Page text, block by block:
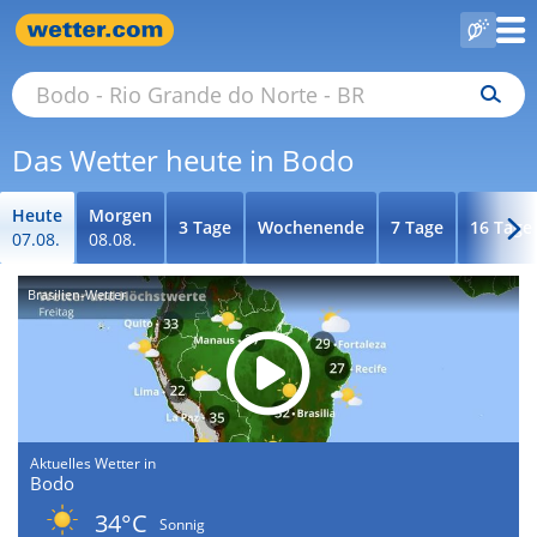
Das Wetter heute in Bodo
Heute
07.08.
Morgen
08.08.
3 Tage Wochenende 7 Tage 16 Tage
Brasilien-Wetter
Aktuelles Wetter in
Bodo
34°C
Sonnig